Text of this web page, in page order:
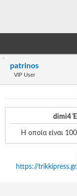
-
-
-
-
-
patrinos
VIP User
dimi4
Η οποία είναι
https://